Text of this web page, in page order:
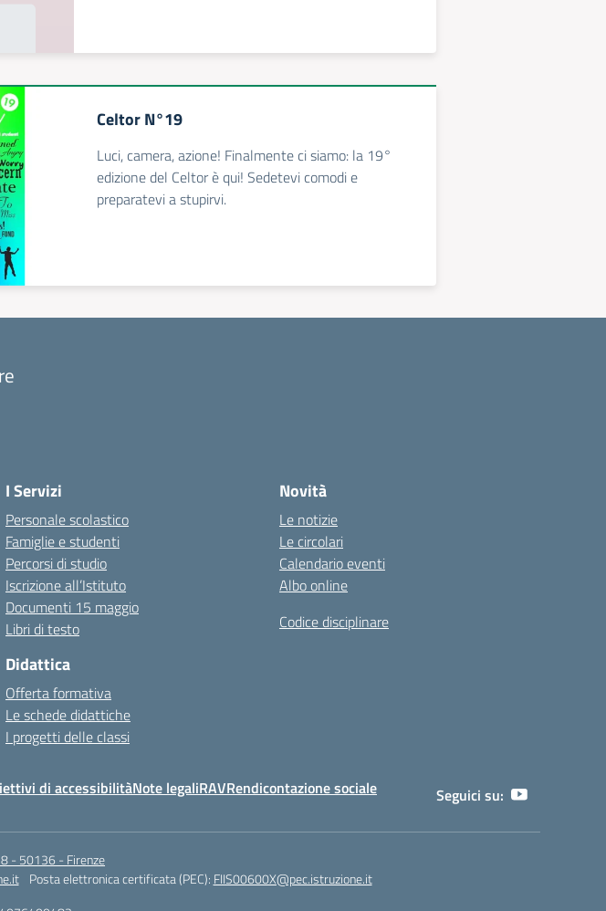
Celtor N°19
Luci, camera, azione! Finalmente ci siamo: la 19°
edizione del Celtor è qui! Sedetevi comodi e
preparatevi a stupirvi.
I Servizi
Personale scolastico
Famiglie e studenti
Percorsi di studio
Iscrizione all’Istituto
Documenti 15 maggio
Libri di testo
Didattica
Offerta formativa
Le schede didattiche
I progetti delle classi
Novità
Le notizie
Le circolari
Calendario eventi
Albo online
Codice disciplinare
di accessibilitàNote legaliRAVRendicontazione sociale Seguici su:
- 50136 - Firenze
Posta elettronica certificata (PEC): FIIS00600X@pec.istruzione.it